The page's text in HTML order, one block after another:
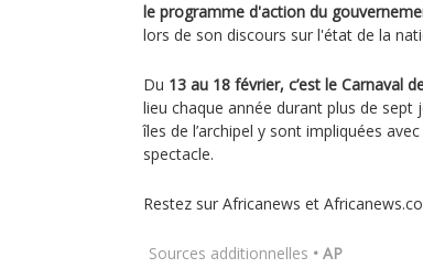
le programme d'action du
lors de son discours sur l'état de la
Du 13 au 18 février, c’est le Carnaval
lieu chaque année durant plus de sept
îles de l’archipel y sont impliquées
spectacle.
Restez sur Africanews et
Sources additionnelles • AP